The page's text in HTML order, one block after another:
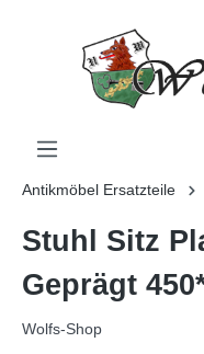
Antikmöbel Ersatzteile
Stuhl Sitz
Geprägt
Wolfs-Shop